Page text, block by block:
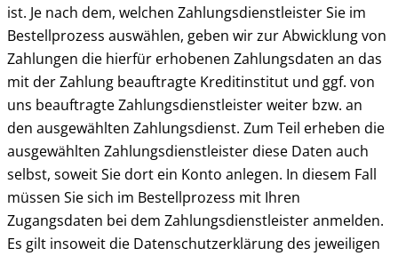
ist. Je nach dem, welchen Zahlungsdienstleister Sie im
Bestellprozess auswählen, geben wir zur Abwicklung von
Zahlungen die hierfür erhobenen Zahlungsdaten an das
mit der Zahlung beauftragte Kreditinstitut und ggf. von
uns beauftragte Zahlungsdienstleister weiter bzw. an
den ausgewählten Zahlungsdienst. Zum Teil erheben die
ausgewählten Zahlungsdienstleister diese Daten auch
selbst, soweit Sie dort ein Konto anlegen. In diesem Fall
müssen Sie sich im Bestellprozess mit Ihren
Zugangsdaten bei dem Zahlungsdienstleister anmelden.
Es gilt insoweit die Datenschutzerklärung des jeweiligen